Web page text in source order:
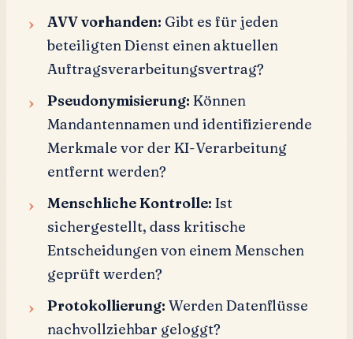
AVV vorhanden: Gibt es für jeden
beteiligten Dienst einen aktuellen
Auftragsverarbeitungsvertrag?
Pseudonymisierung: Können
Mandantennamen und identifizierende
Merkmale vor der KI-Verarbeitung
entfernt werden?
Menschliche Kontrolle: Ist
sichergestellt, dass kritische
Entscheidungen von einem Menschen
geprüft werden?
Protokollierung: Werden Datenflüsse
nachvollziehbar geloggt?